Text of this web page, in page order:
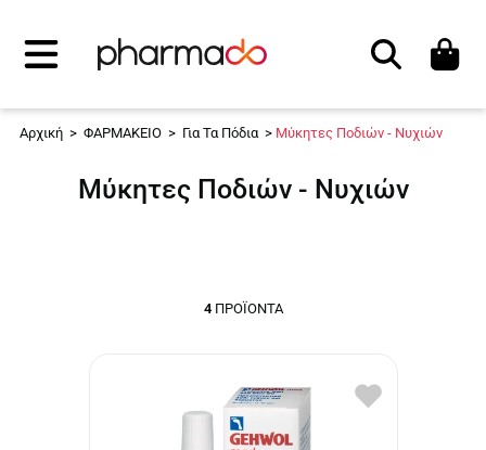
Αναζήτηση
Αρχική > ΦΑΡΜΑΚΕΙΟ > Για Τα Πόδια > Μύκητες Ποδιών - Νυχιών
Μύκητες Ποδιών - Νυχιών
4ΠΡΟΪΌΝΤΑ